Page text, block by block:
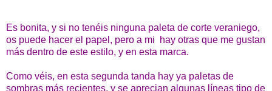
Es bonita, y si no tenéis ninguna paleta de corte veraniego,
os puede hacer el papel, pero a mi hay otras que me gustan
más dentro de este estilo, y en esta marca.
Como véis, en esta segunda tanda hay ya paletas de
sombras más recientes, y se aprecian algunas líneas tipo de